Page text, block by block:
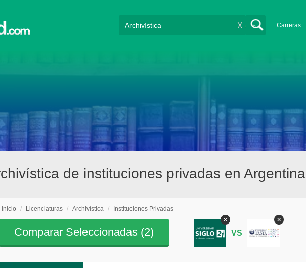
Carreras
X
de instituciones privadas en Argentina
Inicio / Licenciaturas / Archivística / Instituciones Privadas
Comparar Seleccionadas (2)
×
VS
×